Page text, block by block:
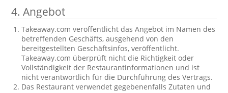
4. Angebot
Takeaway.com veröffentlicht das Angebot im Namen des
betreffenden Geschäfts, ausgehend von den
bereitgestellten Geschäftsinfos, veröffentlicht.
Takeaway.com überprüft nicht die Richtigkeit oder
Vollständigkeit der Restaurantinformationen und ist
nicht verantwortlich für die Durchführung des Vertrags.
Das Restaurant verwendet gegebenenfalls Zutaten und